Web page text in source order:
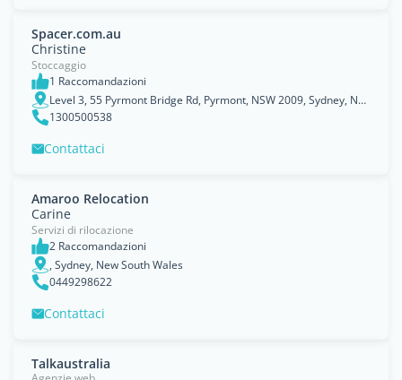
Spacer.com.au
Christine
Stoccaggio
1 Raccomandazioni
Level 3, 55 Pyrmont Bridge Rd, Pyrmont, NSW 2009, Sydney, New South Wales
1300500538
Contattaci
Amaroo Relocation
Carine
Servizi di rilocazione
2 Raccomandazioni
, Sydney, New South Wales
0449298622
Contattaci
Talkaustralia